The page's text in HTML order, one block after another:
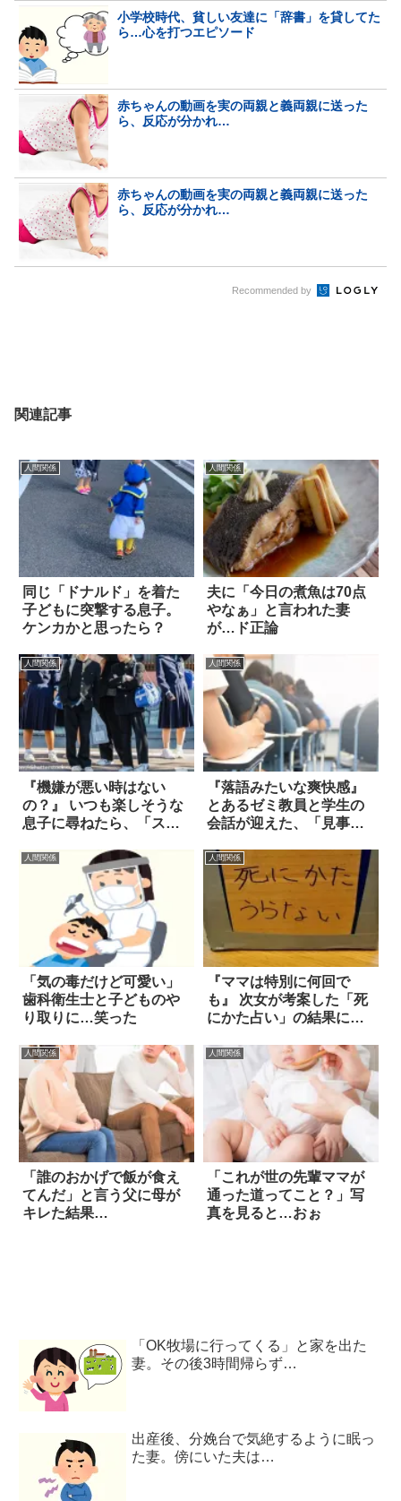
小学校時代、貧しい友達に「辞書」を貸してた
ら…心を打つエピソード
赤ちゃんの動画を実の両親と義両親に送った
ら、反応が分かれ…
赤ちゃんの動画を実の両親と義両親に送った
ら、反応が分かれ…
Recommended by
関連記事
人間関係
同じ「ドナルド」を着た
子どもに突撃する息子。
ケンカかと思ったら？
人間関係
夫に「今日の煮魚は70点
やなぁ」と言われた妻
が…ド正論
人間関係
『機嫌が悪い時はない
の？』 いつも楽しそうな
息子に尋ねたら、「スゴ
人間関係
『落語みたいな爽快感』
とあるゼミ教員と学生の
会話が迎えた、「見事な
人間関係
「気の毒だけど可愛い」
歯科衛生士と子どものや
り取りに…笑った
人間関係
『ママは特別に何回で
も』 次女が考案した「死
にかた占い」の結果に、
人間関係
「誰のおかげで飯が食え
てんだ」と言う父に母が
キレた結果…
人間関係
「これが世の先輩ママが
通った道ってこと？」写
真を見ると…おぉ
「OK牧場に行ってくる」と家を出た
妻。その後3時間帰らず…
出産後、分娩台で気絶するように眠っ
た妻。傍にいた夫は…